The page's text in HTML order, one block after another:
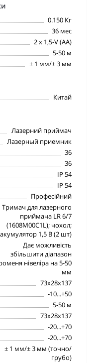
0.150 Кг
36 мес
2 x 1,5-V (АА)
5-50 м
± 1 мм/± 3 мм
Китай
Лазерний приймач
Лазерный приемник
36
36
IP 54
IP 54
Професійний
Тримач для лазерного
приймача LR 6/7
(1608M00C1L); чохол;
акумулятор 1,5 В (2 шт)
Дає можливість
збільшити діапазон
нівеліра на 5-50
мм
73х28х137
-10...+50
5-50 м
73х28х137
-20...+70
-20...+70
± 1 мм/± 3 мм (точно/
грубо)